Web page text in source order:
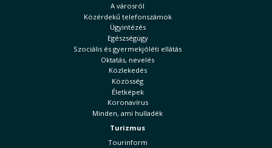
A városról
Közérdekű telefonszámok
Ügyintézés
Egészségügy
Szociális és gyermekjóléti ellátás
Oktatás, nevelés
Közlekedés
Közösség
Életképek
Koronavírus
Minden, ami hulladék
Turizmus
Tourinform